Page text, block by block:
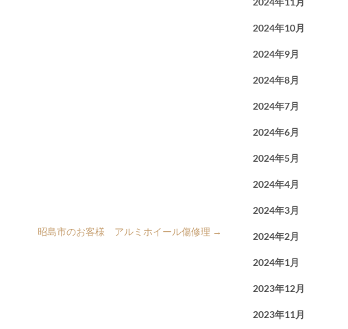
昭島市のお客様 アルミホイール傷修理 →
2024年10月
2024年9月
2024年8月
2024年7月
2024年6月
2024年5月
2024年4月
2024年3月
2024年2月
2024年1月
2023年12月
2023年11月